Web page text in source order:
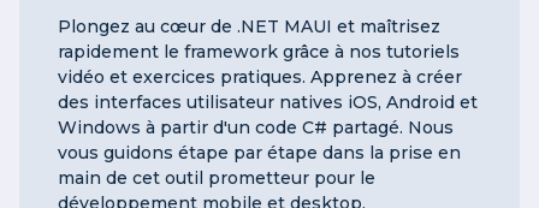
Plongez au cœur de .NET MAUI et maîtrisez
rapidement le framework grâce à nos tutoriels
vidéo et exercices pratiques. Apprenez à créer
des interfaces utilisateur natives iOS, Android et
Windows à partir d'un code C# partagé. Nous
vous guidons étape par étape dans la prise en
main de cet outil prometteur pour le
développement mobile et desktop.